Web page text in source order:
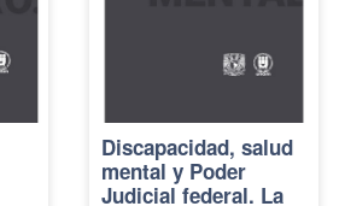
Discapacidad, salud
mental y Poder
Judicial federal. La